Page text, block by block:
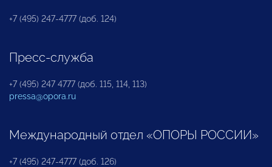
+7 (495) 247-4777 (доб. 124)
Пресс-служба
+7 (495) 247 4777 (доб. 115, 114, 113)
pressa@opora.ru
Международный отдел «ОПОРЫ РОССИИ»
+7 (495) 247-4777 (доб. 126)